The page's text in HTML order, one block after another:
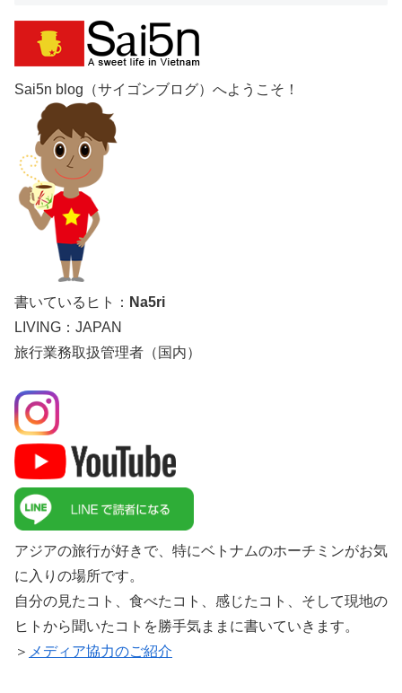
Sai5n blog（サイゴンブログ）へようこそ！
書いているヒト： Na5ri
LIVING：JAPAN
旅行業務取扱管理者（国内）
アジアの旅行が好きで、特にベトナムのホーチミンがお気
に入りの場所です。
自分の見たコト、食べたコト、感じたコト、そして現地の
ヒトから聞いたコトを勝手気ままに書いていきます。
＞ メディア協力のご紹介